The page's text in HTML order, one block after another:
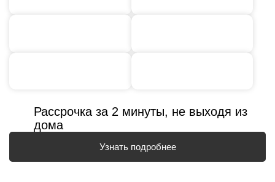
Рассрочка за 2 минуты, не выходя из
дома
Узнать подробнее